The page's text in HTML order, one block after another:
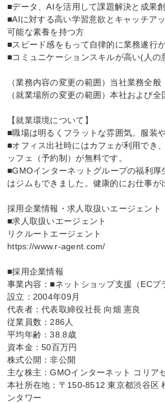
■データ、AIを活用して課題解決と成果
■AIに対する高い学習意欲とキャッチア
可能な素養を持つ方
■スピード感をもって自律的に業務遂行
■コミュニケーションスキルが高い(人の
（業務内容の変更の範囲）当社業務全般
（就業場所の変更の範囲）本社および
【就業環境について】
■職場は明るくフラットな雰囲気。服装
■オフィス出社時にはカフェが利用でき
ッフェ（予約制）が無料です。
■GMOインターネットグループの福利厚
はジムもできました。健康的にお仕事が
採用企業情報・求人取扱いエージェント
■求人取扱いエージェント
リクルートエージェント
https://www.r-agent.com/
■採用企業情報
事業内容：■ネットショップ支援（ECプ
設立：2004年09月
代表者：代表取締役社長 向畑 憲良
従業員数：286人
平均年齢：38.8歳
資本金：50百万円
株式公開：非公開
主な株主：GMOインターネット コリア
本社所在地：〒150-8512 東京都渋谷区
ンタワー